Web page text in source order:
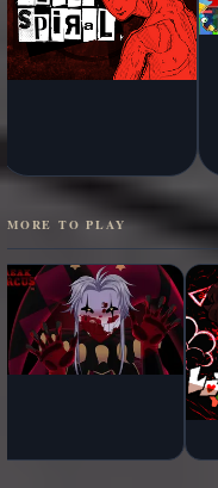
MORE TO PLAY